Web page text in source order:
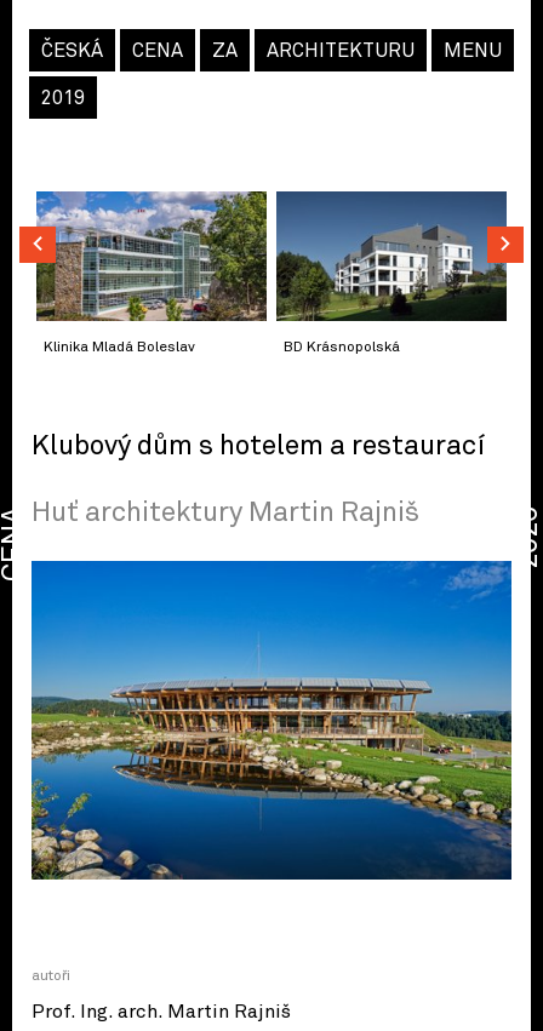
ČESKÁ CENA ZA ARCHITEKTURU
2019
MENU
Klinika Mladá Boleslav BD Krásnopolská
Klubový dům s hotelem a restaurací
Huť architektury Martin Rajniš
autoři
Prof. Ing. arch. Martin Rajniš
CENA 2026